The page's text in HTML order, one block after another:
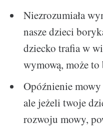
Niezrozumiała
nasze dzieci
dziecko trafia w
wymową, może
Opóźnienie
ale jeżeli twoje
rozwoju mowy,